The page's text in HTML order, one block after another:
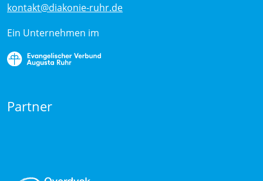
kontakt@diakonie-ruhr.de
Ein Unternehmen im
Partner